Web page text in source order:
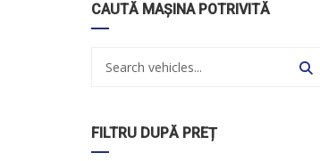
CAUTĂ MAȘINA POTRIVITĂ
FILTRU DUPĂ PREȚ